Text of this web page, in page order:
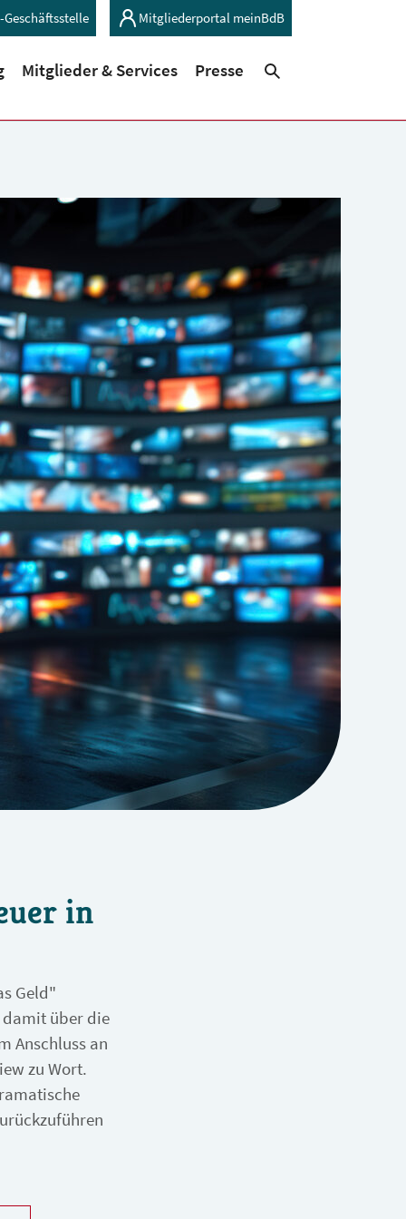
Mitgliederportal meinBdB
(current)
Mitglieder & Services(current)
Presse
in
Geld"
damit über die
Anschluss an
zu Wort.